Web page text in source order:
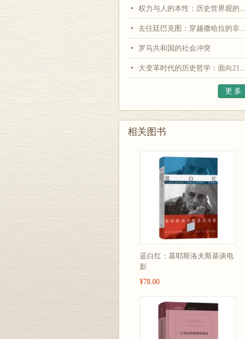
权力与人的本性：历史世界观的...
去往廷巴克图：穿越撒哈拉的非...
罗马共和国的社会冲突
大变革时代的历史哲学：面向21...
更 多
相关图书
蓝白红：基耶斯洛夫斯基谈电
影
¥78.00